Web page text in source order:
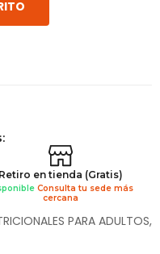
Retiro en tienda (Gratis)
Consulta tu sede más
cercana
PARA ADULTOS,